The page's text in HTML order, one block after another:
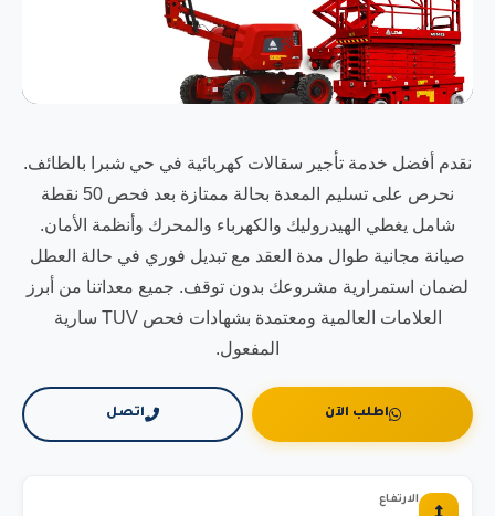
نقدم أفضل خدمة تأجير سقالات كهربائية في حي شبرا بالطائف.
نحرص على تسليم المعدة بحالة ممتازة بعد فحص 50 نقطة
شامل يغطي الهيدروليك والكهرباء والمحرك وأنظمة الأمان.
صيانة مجانية طوال مدة العقد مع تبديل فوري في حالة العطل
لضمان استمرارية مشروعك بدون توقف. جميع معداتنا من أبرز
العلامات العالمية ومعتمدة بشهادات فحص TUV سارية
المفعول.
اطلب الآن اتصل
الارتفاع